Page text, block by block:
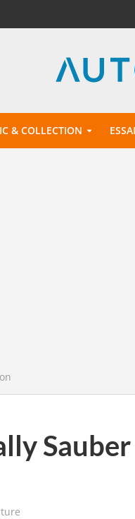
& COLLECTION